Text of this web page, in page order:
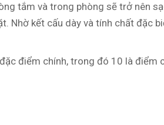
tắm và trong phòng sẽ trở nên
Nhờ kết cấu dày và tính chất đặc
điểm chính, trong đó 10 là điểm